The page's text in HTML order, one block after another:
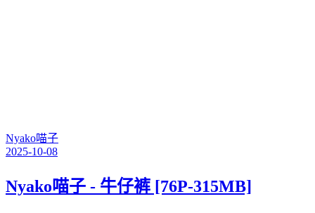
Nyako喵子
2025-10-08
Nyako喵子 - 牛仔裤 [76P-315MB]